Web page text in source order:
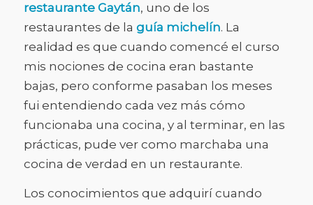
restaurante Gaytán, uno de los
restaurantes de la guía michelín. La
realidad es que cuando comencé el curso
mis nociones de cocina eran bastante
bajas, pero conforme pasaban los meses
fui entendiendo cada vez más cómo
funcionaba una cocina, y al terminar, en las
prácticas, pude ver como marchaba una
cocina de verdad en un restaurante.
Los conocimientos que adquirí cuando